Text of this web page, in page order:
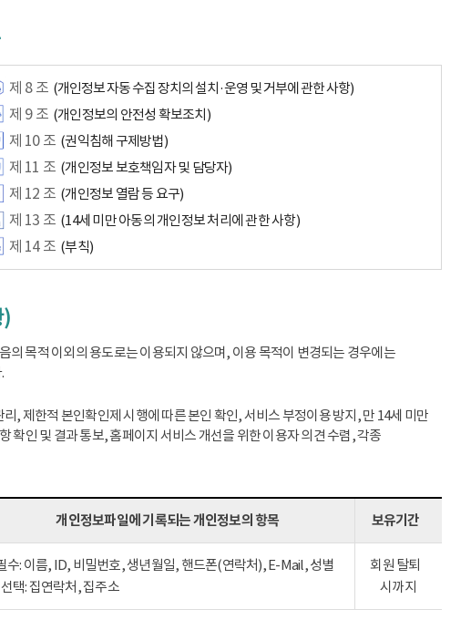
제 8 조 (개인정보 자동 수집 장치의 설치·운영 및 거부에 관한 사항)
제 9 조 (개인정보의 안전성 확보조치)
제 10 조 (권익침해 구제방법)
제 11 조 (개인정보 보호책임자 및 담당자)
제 12 조 (개인정보 열람 등 요구)
제 13 조 (14세 미만 아동의 개인정보 처리에 관한 사항)
제 14 조 (부칙)
목적 이외의 용도로는 이용되지 않으며, 이용 목적이 변경되는 경우에는
, 제한적 본인확인제 시행에 따른 본인 확인, 서비스 부정이용 방지, 만 14세 미만
확인 및 결과 통보, 홈페이지 서비스 개선을 위한 이용자 의견 수렴, 각종
개인정보파일에 기록되는 개인정보의 항목 보유기간
수: 이름, ID, 비밀번호, 생년월일, 핸드폰(연락처), E-Mail, 성별
선택: 집연락처, 집주소
회원 탈퇴
시까지